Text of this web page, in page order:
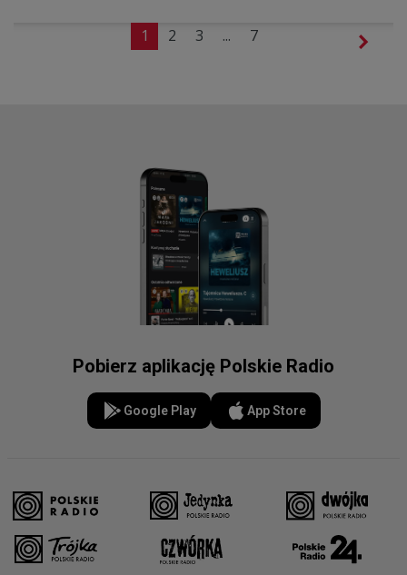
1 2 3 ... 7
Pobierz aplikację Polskie Radio
Google Play App Store